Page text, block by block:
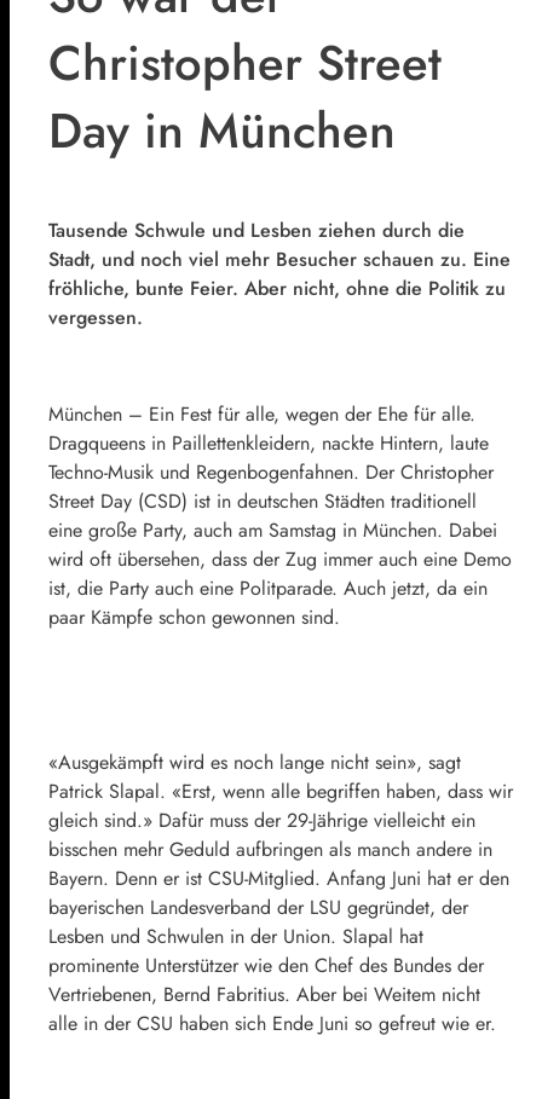
Christopher Street
Day in München
Tausende Schwule und Lesben ziehen durch die
Stadt, und noch viel mehr Besucher schauen zu. Eine
fröhliche, bunte Feier. Aber nicht, ohne die Politik zu
vergessen.
München – Ein Fest für alle, wegen der Ehe für alle.
Dragqueens in Paillettenkleidern, nackte Hintern, laute
Techno-Musik und Regenbogenfahnen. Der Christopher
Street Day (CSD) ist in deutschen Städten traditionell
eine große Party, auch am Samstag in München. Dabei
wird oft übersehen, dass der Zug immer auch eine Demo
ist, die Party auch eine Politparade. Auch jetzt, da ein
paar Kämpfe schon gewonnen sind.
«Ausgekämpft wird es noch lange nicht sein», sagt
Patrick Slapal. «Erst, wenn alle begriffen haben, dass wir
gleich sind.» Dafür muss der 29-Jährige vielleicht ein
bisschen mehr Geduld aufbringen als manch andere in
Bayern. Denn er ist CSU-Mitglied. Anfang Juni hat er den
bayerischen Landesverband der LSU gegründet, der
Lesben und Schwulen in der Union. Slapal hat
prominente Unterstützer wie den Chef des Bundes der
Vertriebenen, Bernd Fabritius. Aber bei Weitem nicht
alle in der CSU haben sich Ende Juni so gefreut wie er.